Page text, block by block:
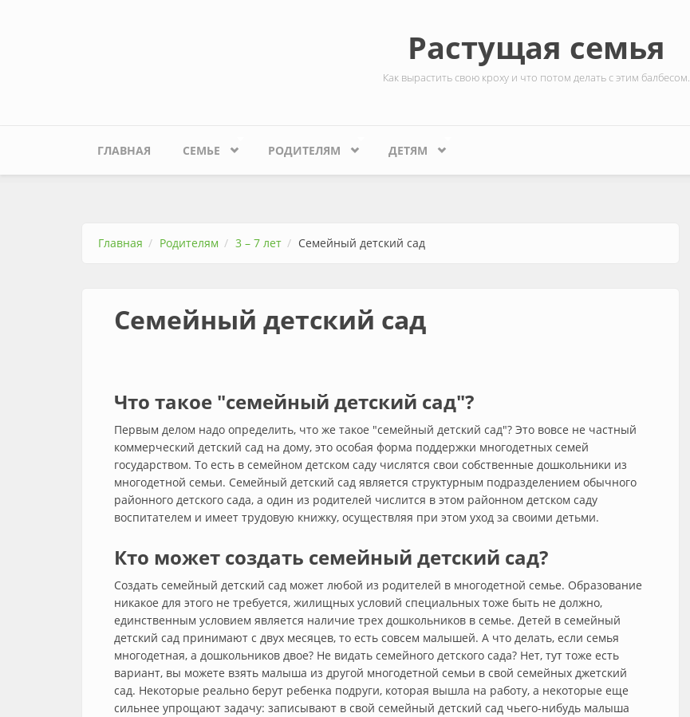
Растущая семья
Как вырастить свою кроху и что потом делать с этим балбесом.
ГЛАВНАЯ СЕМЬЕ РОДИТЕЛЯМ ДЕТЯМ
Главная Родителям 3 – 7 лет Семейный детский сад
Семейный детский сад
Что такое "семейный детский сад"?
Первым делом надо определить, что же такое "семейный детский сад"? Это вовсе не частный
коммерческий детский сад на дому, это особая форма поддержки многодетных семей
государством. То есть в семейном детском саду числятся свои собственные дошкольники из
многодетной семьи. Семейный детский сад является структурным подразделением обычного
районного детского сада, а один из родителей числится в этом районном детском саду
воспитателем и имеет трудовую книжку, осуществляя при этом уход за своими детьми.
Кто может создать семейный детский сад?
Создать семейный детский сад может любой из родителей в многодетной семье. Образование
никакое для этого не требуется, жилищных условий специальных тоже быть не должно,
единственным условием является наличие трех дошкольников в семье. Детей в семейный
детский сад принимают с двух месяцев, то есть совсем малышей. А что делать, если семья
многодетная, а дошкольников двое? Не видать семейного детского сада? Нет, тут тоже есть
вариант, вы можете взять малыша из другой многодетной семьи в свой семейных джетский
сад. Некоторые реально берут ребенка подруги, которая вышла на работу, а некоторые еще
сильнее упрощают задачу: записывают в свой семейный детский сад чьего-нибудь малыша